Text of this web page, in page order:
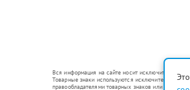
Вся информация на сайте носит исключительно
Товарные знаки используются исключительно
правообладателями товарных знаков или их